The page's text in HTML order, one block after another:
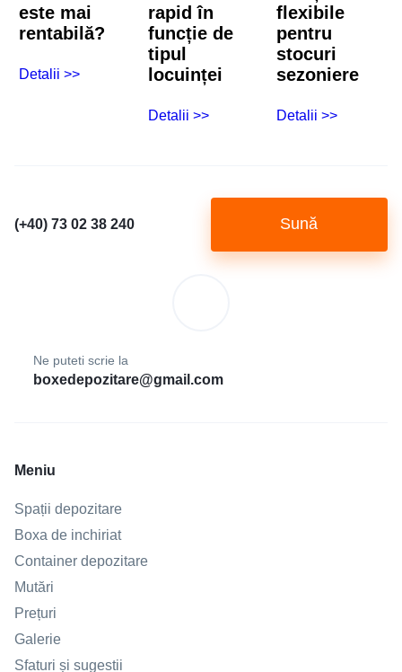
este mai
rentabilă?
Detalii >>
rapid în
funcție de
tipul
locuinței
Detalii >>
flexibile
pentru
stocuri
sezoniere
Detalii >>
(+40) 73 02 38 240 Sună
Ne puteti scrie la
boxedepozitare@gmail.com
Meniu
Spații depozitare
Boxa de inchiriat
Container depozitare
Mutări
Prețuri
Galerie
Sfaturi și sugestii